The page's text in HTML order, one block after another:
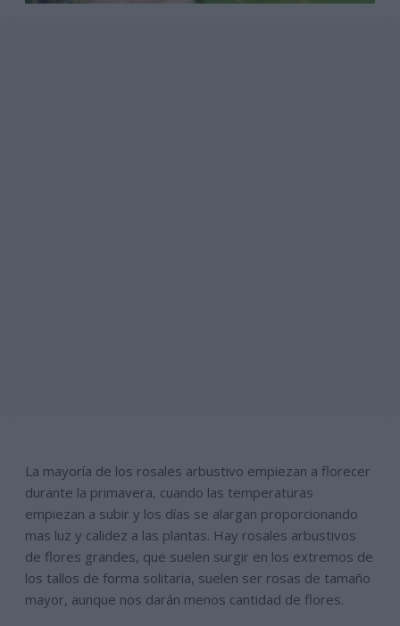
La mayoría de los rosales arbustivo empiezan a florecer
durante la primavera, cuando las temperaturas
empiezan a subir y los días se alargan proporcionando
mas luz y calidez a las plantas. Hay rosales arbustivos
de flores grandes, que suelen surgir en los extremos de
los tallos de forma solitaria, suelen ser rosas de tamaño
mayor, aunque nos darán menos cantidad de flores.